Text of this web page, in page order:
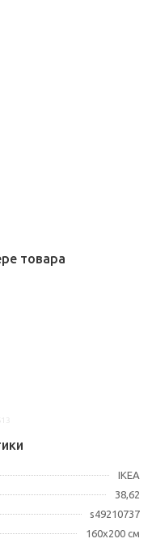
товара
IKEA
38,62
s49210737
160x200 см